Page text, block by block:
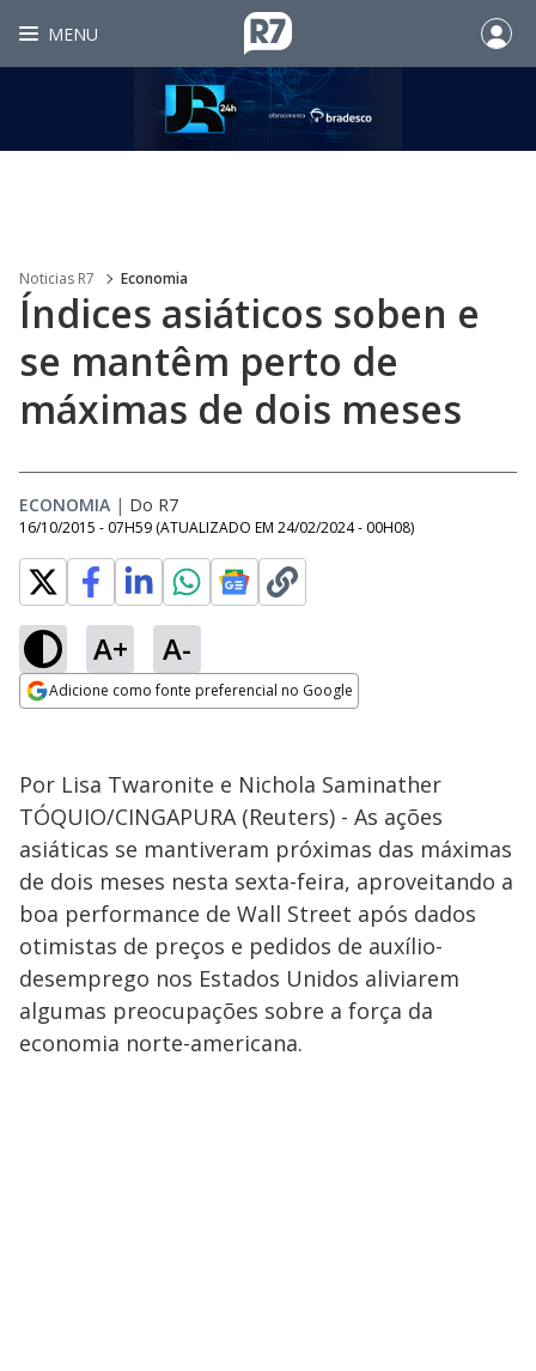
MENU
Noticias R7 Economia
Índices asiáticos soben e
se mantêm perto de
máximas de dois meses
ECONOMIA | Do R7
16/10/2015 - 07H59 (ATUALIZADO EM 24/02/2024 - 00H08)
A+ A-
Adicione como fonte preferencial no Google
Por Lisa Twaronite e Nichola Saminather
TÓQUIO/CINGAPURA (Reuters) - As ações
asiáticas se mantiveram próximas das máximas
de dois meses nesta sexta-feira, aproveitando a
boa performance de Wall Street após dados
otimistas de preços e pedidos de auxílio-
desemprego nos Estados Unidos aliviarem
algumas preocupações sobre a força da
economia norte-americana.